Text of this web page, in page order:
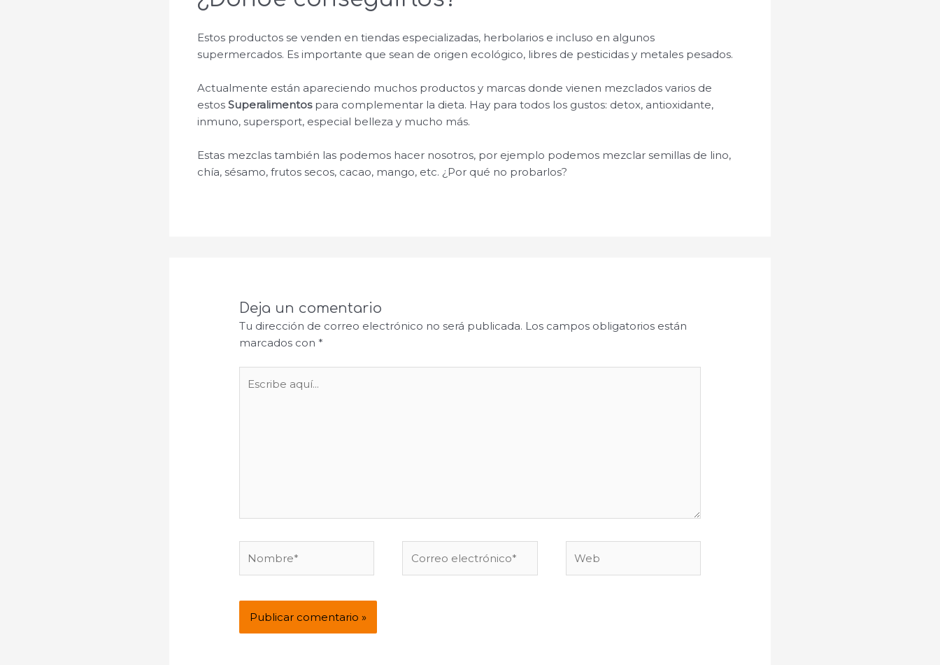
Estos productos se venden en tiendas especializadas, herbolarios e incluso en algunos
supermercados. Es importante que sean de origen ecológico, libres de pesticidas y metales pesados.
Actualmente están apareciendo muchos productos y marcas donde vienen mezclados varios de
estosSuperalimentospara complementar la dieta. Hay para todos los gustos: detox, antioxidante,
inmuno, supersport, especial belleza y mucho más.
Estas mezclas también las podemos hacer nosotros, por ejemplo podemos mezclar semillas de lino,
chía, sésamo, frutos secos, cacao, mango, etc. ¿Por qué no probarlos?
Deja un comentario
Tu dirección de correo electrónico no será publicada. Los campos obligatorios están
marcados con *
aquí...
electrónico*